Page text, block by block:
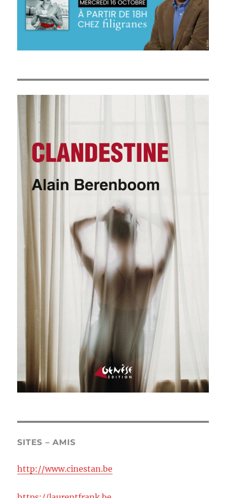
SITES – AMIS
http://www.cinestan.be